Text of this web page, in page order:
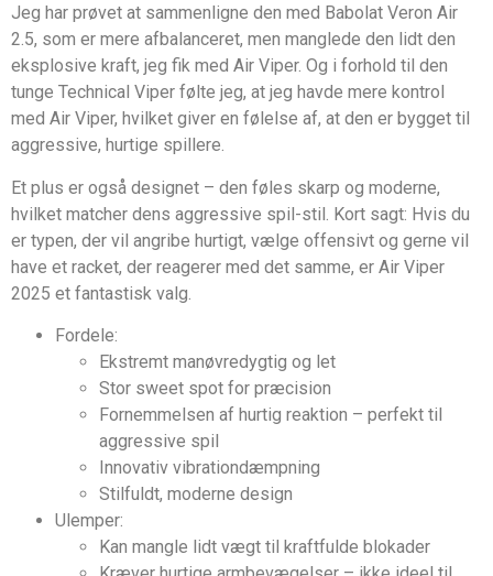
Jeg har prøvet at sammenligne den med Babolat Veron Air
2.5, som er mere afbalanceret, men manglede den lidt den
eksplosive kraft, jeg fik med Air Viper. Og i forhold til den
tunge Technical Viper følte jeg, at jeg havde mere kontrol
med Air Viper, hvilket giver en følelse af, at den er bygget til
aggressive, hurtige spillere.
Et plus er også designet – den føles skarp og moderne,
hvilket matcher dens aggressive spil-stil. Kort sagt: Hvis du
er typen, der vil angribe hurtigt, vælge offensivt og gerne vil
have et racket, der reagerer med det samme, er Air Viper
2025 et fantastisk valg.
Fordele:
Ekstremt manøvredygtig og let
Stor sweet spot for præcision
Fornemmelsen af hurtig reaktion – perfekt til
aggressive spil
Innovativ vibrationdæmpning
Stilfuldt, moderne design
Ulemper:
Kan mangle lidt vægt til kraftfulde blokader